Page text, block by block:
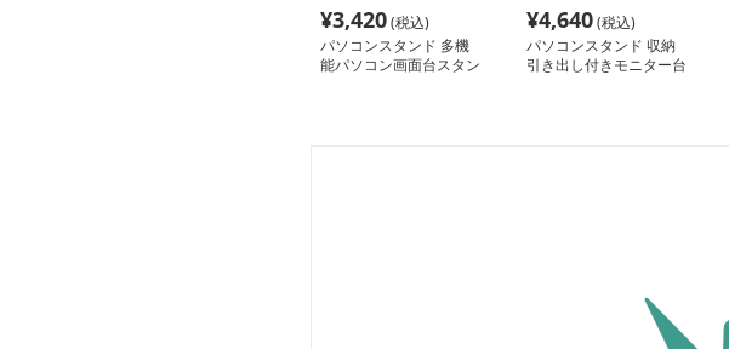
¥3,420(税込)
パソコンスタンド 多機
能パソコン画面台スタン
¥4,640(税込)
パソコンスタンド 収納
引き出し付きモニター台